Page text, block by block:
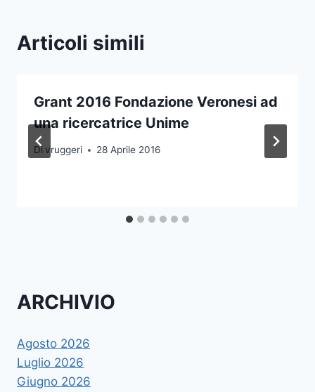
Articoli simili
Grant 2016 Fondazione Veronesi ad
una ricercatrice Unime
Di vruggeri 28 Aprile 2016
ARCHIVIO
Agosto 2026
Luglio 2026
Giugno 2026